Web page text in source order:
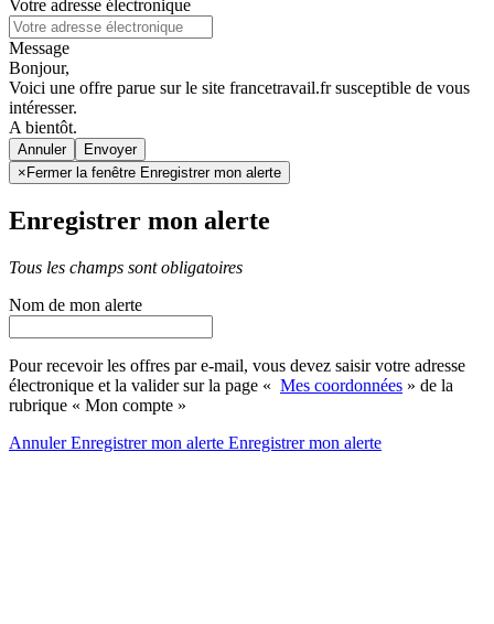
Votre adresse électronique
Message
Bonjour,
Voici une offre parue sur le site francetravail.fr susceptible de vous
intéresser.
A bientôt.
Annuler
× Fermer la fenêtre Enregistrer mon alerte
Enregistrer mon alerte
Tous les champs sont obligatoires
Nom de mon alerte
Pour recevoir les offres par e-mail, vous devez saisir votre adresse
électronique et la valider sur la page « Mes coordonnées » de la
rubrique « Mon compte »
AnnulerEnregistrer mon alerte Enregistrermon alerte